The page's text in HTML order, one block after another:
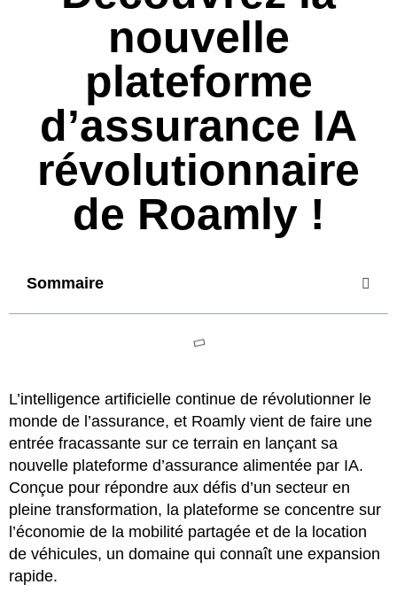
nouvelle
plateforme
d’assurance IA
révolutionnaire
de Roamly !
Sommaire
L’intelligence artificielle continue de révolutionner le
monde de l’assurance, et Roamly vient de faire une
entrée fracassante sur ce terrain en lançant sa
nouvelle plateforme d’assurance alimentée par IA.
Conçue pour répondre aux défis d’un secteur en
pleine transformation, la plateforme se concentre sur
l’économie de la mobilité partagée et de la location
de véhicules, un domaine qui connaît une expansion
rapide.